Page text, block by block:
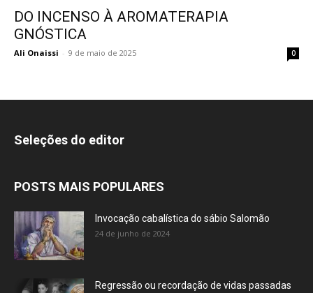
DO INCENSO À AROMATERAPIA
GNÓSTICA
Ali Onaissi - 9 de maio de 2025 0
Seleções do editor
POSTS MAIS POPULARES
Invocação cabalística do sábio Salomão
24 de junho de 2024
Regressão ou recordação de vidas passadas